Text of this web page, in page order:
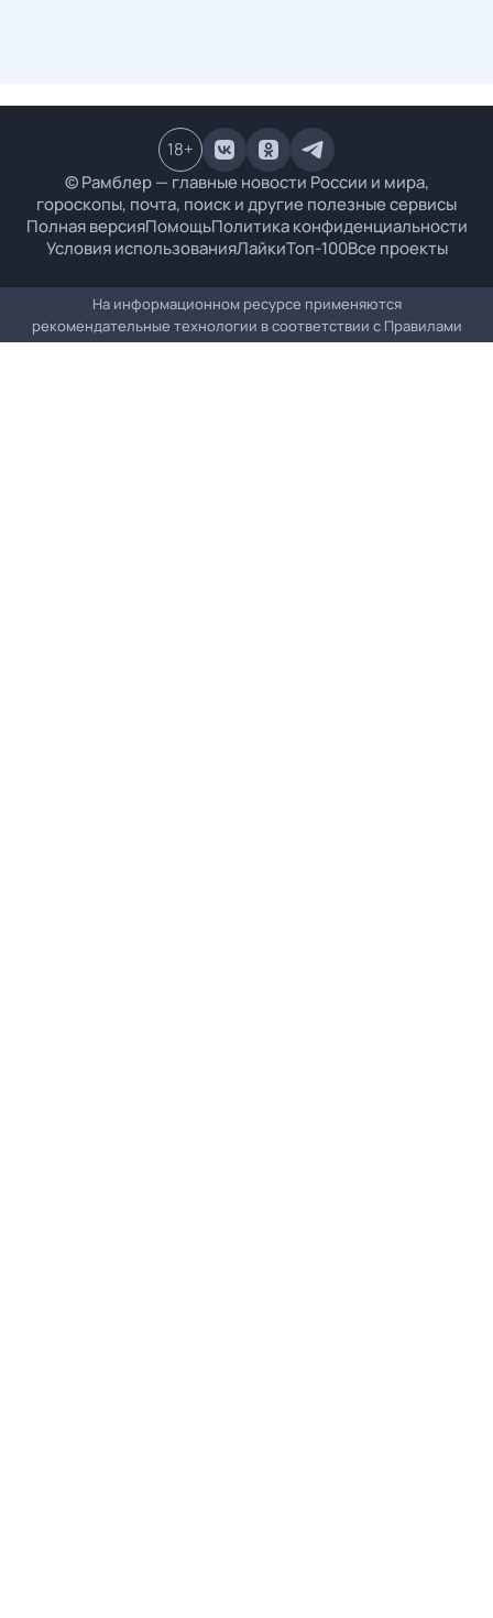
© Рамблер — главные новости России и мира,
гороскопы, почта, поиск и другие полезные сервисы
Полная версияПомощьПолитика конфиденциальности
Условия использованияЛайкиТоп-100Все проекты
18+
На информационном ресурсе применяются
рекомендательные технологии в соответствии с Правилами